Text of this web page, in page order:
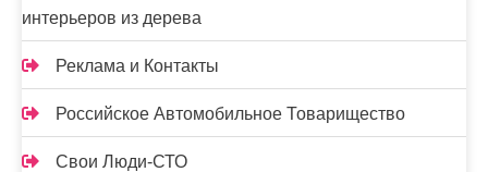
интерьеров из дерева
Реклама и Контакты
Российское Автомобильное Товарищество
Свои Люди-СТО